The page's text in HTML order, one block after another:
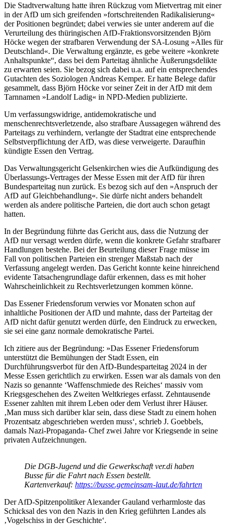
Die Stadtverwaltung hatte ihren Rückzug vom Mietvertrag mit einer
in der AfD um sich greifenden »fortschreitenden Radikalisierung«
der Positionen begründet; dabei verwies sie unter anderem auf die
Verurteilung des thüringischen AfD-Fraktionsvorsitzenden Björn
Höcke wegen der strafbaren Verwendung der SA-Losung »Alles für
Deutschland«. Die Verwaltung ergänzte, es gebe weitere »konkrete
Anhaltspunkte“, dass bei dem Parteitag ähnliche Äußerungsdelikte
zu erwarten seien. Sie bezog sich dabei u.a. auf ein entsprechendes
Gutachten des Soziologen Andreas Kemper. Er hatte Belege dafür
gesammelt, dass Björn Höcke vor seiner Zeit in der AfD mit dem
Tarnnamen »Landolf Ladig« in NPD-Medien publizierte.
Um verfassungswidrige, antidemokratische und
menschenrechtsverletzende, also strafbare Aussagegen während des
Parteitags zu verhindern, verlangte der Stadtrat eine entsprechende
Selbstverpflichtung der AfD, was diese verweigerte. Daraufhin
kündigte Essen den Vertrag.
Das Verwaltungsgericht Gelsenkirchen wies die Aufkündigung des
Überlassungs-Vertrages der Messe Essen mit der AfD für ihren
Bundesparteitag nun zurück. Es bezog sich auf den »Anspruch der
AfD auf Gleichbehandlung«. Sie dürfe nicht anders behandelt
werden als andere politische Parteien, die dort auch schon getagt
hatten.
In der Begründung führte das Gericht aus, dass die Nutzung der
AfD nur versagt werden dürfe, wenn die konkrete Gefahr strafbarer
Handlungen bestehe. Bei der Beurteilung dieser Frage müsse im
Fall von politischen Parteien ein strenger Maßstab nach der
Verfassung angelegt werden. Das Gericht konnte keine hinreichend
evidente Tatsachengrundlage dafür erkennen, dass es mit hoher
Wahrscheinlichkeit zu Rechtsverletzungen kommen könne.
Das Essener Friedensforum verwies vor Monaten schon auf
inhaltliche Positionen der AfD und mahnte, dass der Parteitag der
AfD nicht dafür genutzt werden dürfe, den Eindruck zu erwecken,
sie sei eine ganz normale demokratische Partei.
Ich zitiere aus der Begründung: »Das Essener Friedensforum
unterstützt die Bemühungen der Stadt Essen, ein
Durchführungsverbot für den AfD-Bundesparteitag 2024 in der
Messe Essen gerichtlich zu erwirken. Essen war als damals von den
Nazis so genannte ‘Waffenschmiede des Reiches‘ massiv vom
Kriegsgeschehen des Zweiten Weltkrieges erfasst. Zehntausende
Essener zahlten mit ihrem Leben oder dem Verlust ihrer Häuser.
‚Man muss sich darüber klar sein, dass diese Stadt zu einem hohen
Prozentsatz abgeschrieben werden muss‘, schrieb J. Goebbels,
damals Nazi-Propaganda- Chef zwei Jahre vor Kriegsende in seine
privaten Aufzeichnungen.
Die DGB-Jugend und die Gewerkschaft ver.di haben
Busse für die Fahrt nach Essen bestellt.
Kartenverkauf: https://busse.gemeinsam-laut.de/fahrten
Der AfD-Spitzenpolitiker Alexander Gauland verharmloste das
Schicksal des von den Nazis in den Krieg geführten Landes als
‚Vogelschiss in der Geschichte‘.